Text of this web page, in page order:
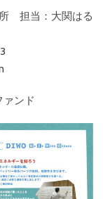
所 担当：大関はる
ァンド